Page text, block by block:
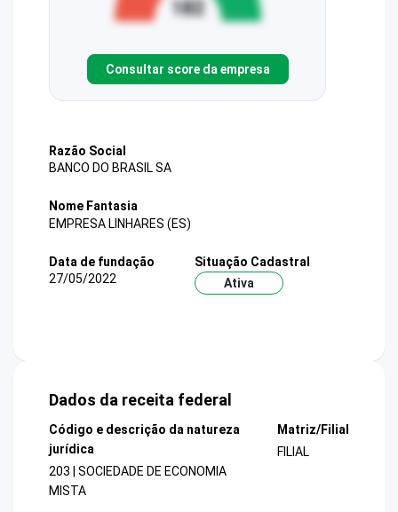
Consultar score da empresa
Razão Social
BANCO DO BRASIL SA
Nome Fantasia
EMPRESA LINHARES (ES)
Data de fundação
27/05/2022
Situação Cadastral
Ativa
Dados da receita federal
Código e descrição da natureza
jurídica
203 | SOCIEDADE DE ECONOMIA
MISTA
Matriz/Filial
FILIAL